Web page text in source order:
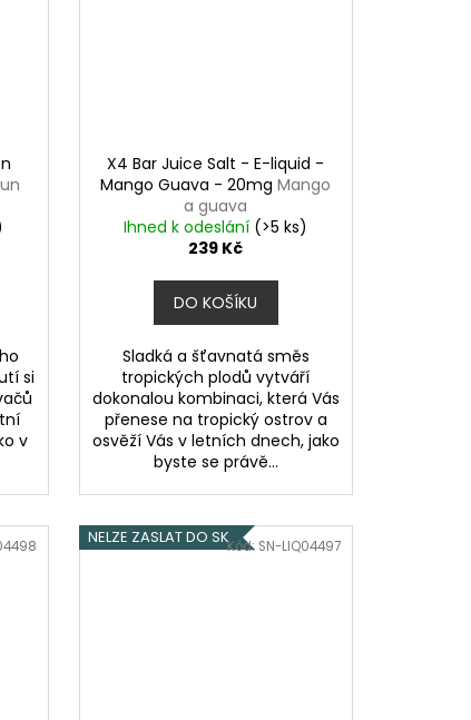
si
v
X4 Bar Juice Salt - E-liquid -
Mango Guava - 20mgMango
a guava
Ihned k odeslání (>5 ks)
239 Kč
DO KOŠÍKU
Sladká a šťavnatá směs
tropických plodů vytváří
dokonalou kombinaci, která Vás
přenese na tropický ostrov a
osvěží Vás v letních dnech, jako
byste se právě...
NELZE ZASLAT DO SKKód: SN-LIQ04497